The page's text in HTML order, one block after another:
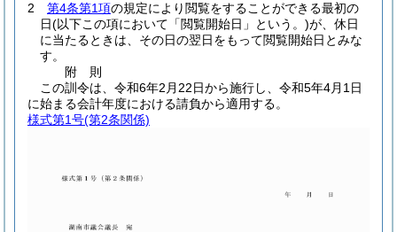
2
第4条第1項の規定により閲覧をすることができる最初の
日(以下この項において「閲覧開始日」という。)が、休日
に当たるときは、その日の翌日をもって閲覧開始日とみな
す。
附 則
この訓令は、令和6年2月22日から施行し、令和5年4月1日
に始まる会計年度における請負から適用する。
様式第1号(第2条関係)